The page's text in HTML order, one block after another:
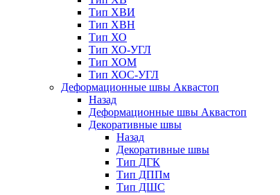
Тип ХВИ
Тип ХВН
Тип ХО
Тип ХО-УГЛ
Тип ХОМ
Тип ХОС-УГЛ
Деформационные швы Аквастоп
Назад
Деформационные швы Аквастоп
Декоративные швы
Назад
Декоративные швы
Тип ДГК
Тип ДППм
Тип ДШС